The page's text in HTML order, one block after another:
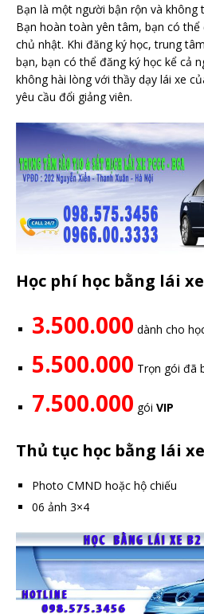
Bạn là một người bận rộn và không
Bạn hoàn toàn yên tâm, bạn có
chủ nhật. Khi đăng ký học, trung
bạn, bạn có thể đăng ký học kể cả
không hài lòng với thầy dạy lái xe
yêu cầu đổi giảng viên.
Học phí học bằng lái
3.500.000 dành cho
5.500.000 Trọn gói đã
7.500.000 gói VIP
Thủ tục học bằng lái
Photo CMND hoặc hộ chiếu
06 ảnh 3×4